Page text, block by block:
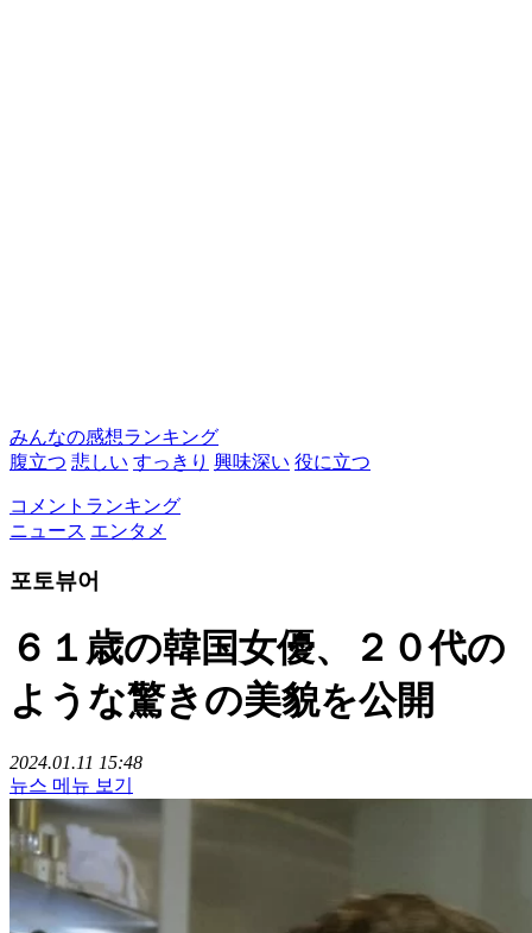
みんなの感想ランキング
腹立つ 悲しい すっきり 興味深い 役に立つ
コメントランキング
ニュース エンタメ
포토뷰어
６１歳の韓国女優、２０代の
ような驚きの美貌を公開
2024.01.11 15:48
뉴스 메뉴 보기